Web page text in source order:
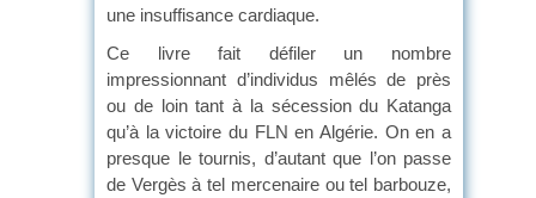
une insuffisance cardiaque.
Ce livre fait défiler un nombre
impressionnant d’individus mêlés de près
ou de loin tant à la sécession du Katanga
qu’à la victoire du FLN en Algérie. On en a
presque le tournis, d’autant que l’on passe
de Vergès à tel mercenaire ou tel barbouze,